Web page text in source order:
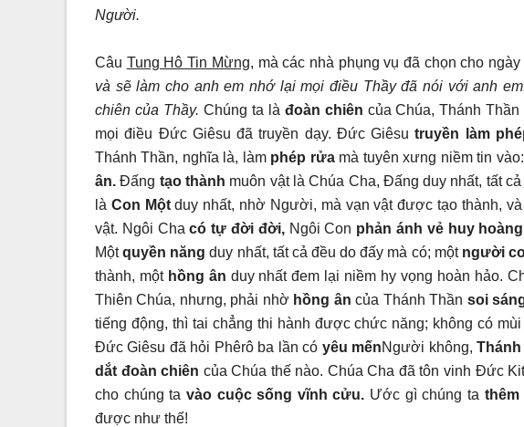
Người.
Câu Tung Hô Tin Mừng, mà các nhà phụng vụ đã chọn cho
và sẽ làm cho anh em nhớ lại mọi điều Thầy đã nói với anh
chiên của Thầy. Chúng ta là đoàn chiên của Chúa, Thánh
mọi điều Đức Giêsu đã truyền dạy. Đức Giêsutruyền làm
Thánh Thần, nghĩa là, làm phép rửamà tuyên xưng niềm tin
ân. Đấng tạo thành muôn vật là Chúa Cha, Đấng duy nhất, tất
là Con Mộtduy nhất, nhờ Người, mà vạn vật được tạo thành,
vật. Ngôi Chacó tự đời đời,Ngôi Con phản ánh vẻ huy hoàng
Mộtquyền năng duy nhất, tất cả đều do đấy mà có; một người
thành, một hồng ân duy nhất đem lại niềm hy vọng hoàn hảo.
Thiên Chúa, nhưng, phải nhờ hồng âncủa Thánh Thần soi
tiếng động, thì tai chẳng thi hành được chức năng; không có
Đức Giêsu đã hỏi Phêrô ba lần có yêu mếnNgười không,
dắt đoàn chiên của Chúa thế nào. Chúa Cha đã tôn vinh Đức
cho chúng ta vào cuộc sống vĩnh cửu. Ước gì chúng ta
được như thế!